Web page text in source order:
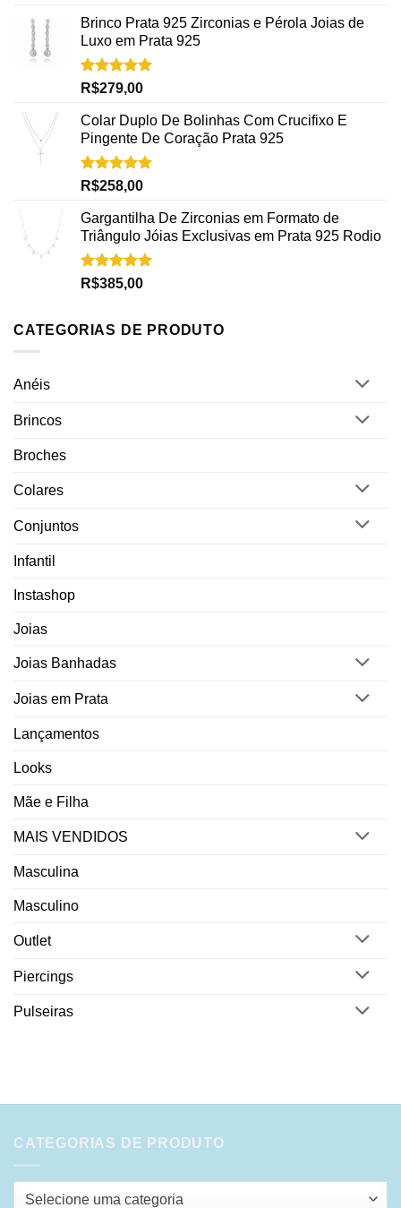
Brinco Prata 925 Zirconias e Pérola Joias de
Luxo em Prata 925
Avaliação
R$279,00
Colar Duplo De Bolinhas Com Crucifixo E
Pingente De Coração Prata 925
Avaliação
R$258,00
Gargantilha De Zirconias em Formato de
Triângulo Jóias Exclusivas em Prata 925 Rodio
Avaliação
R$385,00
CATEGORIAS DE PRODUTO
Anéis
Brincos
Broches
Colares
Conjuntos
Infantil
Instashop
Joias
Joias Banhadas
Joias em Prata
Lançamentos
Looks
Mãe e Filha
MAIS VENDIDOS
Masculina
Masculino
Outlet
Piercings
Pulseiras
CATEGORIAS DE PRODUTO
Selecione uma categoria